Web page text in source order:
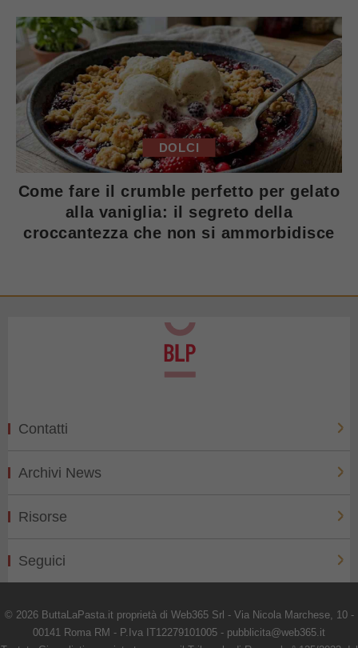
DOLCI
Come fare il crumble perfetto per gelato
alla vaniglia: il segreto della
croccantezza che non si ammorbidisce
Contatti
Archivi News
Risorse
Seguici
© 2026 ButtaLaPasta.it proprietà di Web365 Srl - Via Nicola Marchese, 10 -
00141 Roma RM - P.Iva IT12279101005 - pubblicita@web365.it